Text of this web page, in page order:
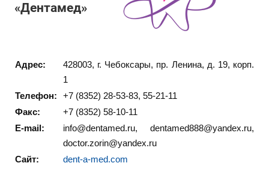
«Дентамед»
Адрес:
428003, г. Чебоксары, пр. Ленина, д. 19, корп.
1
Телефон:
+7 (8352) 28-53-83, 55-21-11
Факс:
+7 (8352) 58-10-11
E-mail:
info@dentamed.ru, dentamed888@yandex.ru,
doctor.zorin@yandex.ru
Сайт:
dent-a-med.com